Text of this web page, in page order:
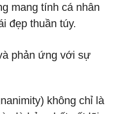
mang tính cá nhân
đẹp thuần túy.
phản ứng với sự
không chỉ là